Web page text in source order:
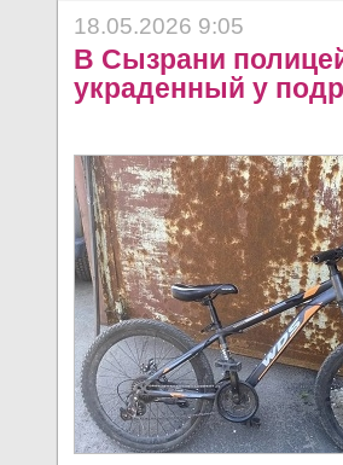
18.05.2026 9:05
В Сызрани
украденный у